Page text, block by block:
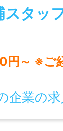
究心を持っ
※ご経験
企業の